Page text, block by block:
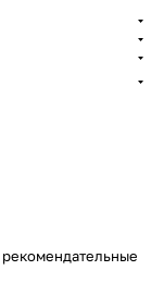
рекомендательные